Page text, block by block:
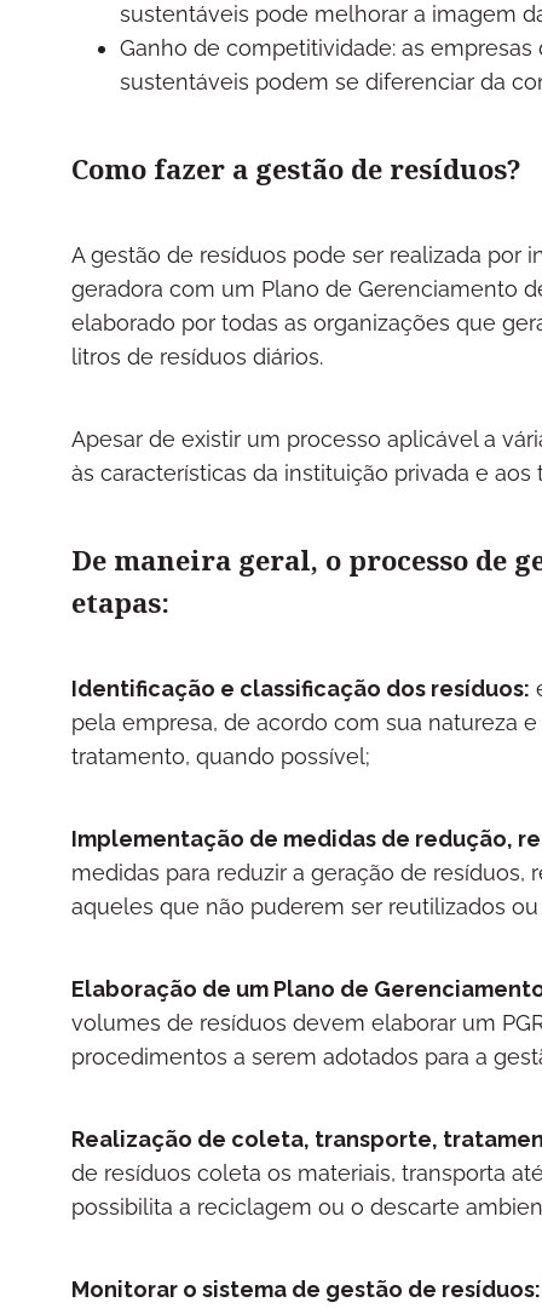
sustentáveis pode melhorar a imagem
Ganho de competitividade: as
sustentáveis podem se diferenciar da
Como fazer a gestão de resíduos?
A gestão de resíduos pode ser realizada por
geradora com um Plano de Gerenciamento
elaborado por todas as organizações que
litros de resíduos diários.
Apesar de existir um processo aplicável a
às características da instituição privada e
De maneira geral, o processo de
etapas:
Identificação e classificação dos resíduos:
pela empresa, de acordo com sua natureza
tratamento, quando possível;
Implementação de medidas de redução,
medidas para reduzir a geração de
aqueles que não puderem ser reutilizados
Elaboração de um Plano de Gerenciamento
volumes de resíduos devem elaborar um
procedimentos a serem adotados para a
Realização de coleta, transporte,
de resíduos coleta os materiais, transporta
possibilita a reciclagem ou o descarte
Monitorar o sistema de gestão de resíduos: